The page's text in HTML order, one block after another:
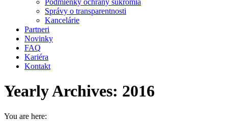
Podmienky ochrany súkromia
Správy o transparentnosti
Kancelárie
Partneri
Novinky
FAQ
Kariéra
Kontakt
Yearly Archives: 2016
You are here: